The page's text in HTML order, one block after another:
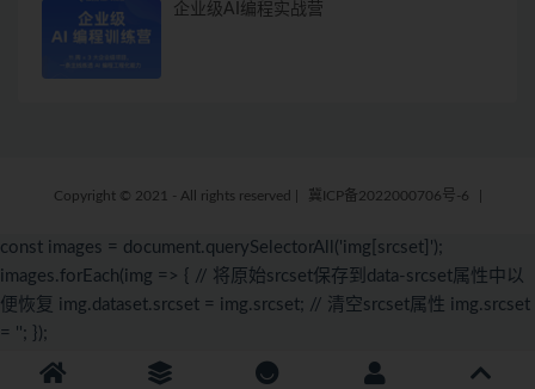
企业级AI编程实战营
Copyright © 2021 - All rights reserved 冀ICP备2022000706号-6
const images = document.querySelectorAll('img[srcset]');
images.forEach(img => { // 将原始srcset保存到data-srcset属性中以
便恢复 img.dataset.srcset = img.srcset; // 清空srcset属性 img.srcset
= ''; });